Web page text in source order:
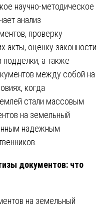
научно-методическое
анализ
проверку
акты, оценку законности
подделки, а также
между собой на
когда
стали массовым
на земельный
надежным
документов: что
на земельный